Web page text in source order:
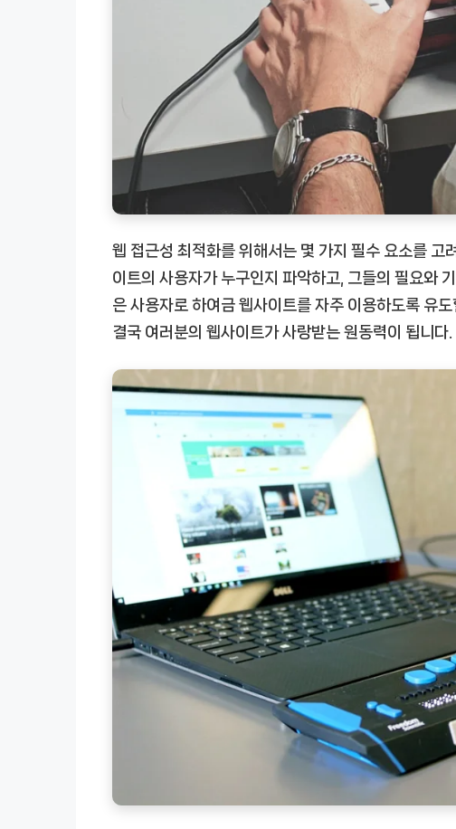
웹 접근성 최적화를 위해서는 몇 가지 필수 요소를 고
이트의 사용자가 누구인지 파악하고, 그들의 필요와
은 사용자로 하여금 웹사이트를 자주 이용하도록 유
결국 여러분의 웹사이트가 사랑받는 원동력이 됩니다.